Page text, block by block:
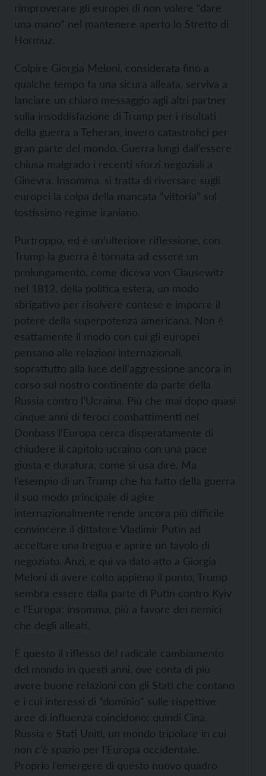
rimproverare gli europei di non volere “dare
una mano” nel mantenere aperto lo Stretto di
Hormuz.
Colpire Giorgia Meloni, considerata fino a
qualche tempo fa una sicura alleata, serviva a
lanciare un chiaro messaggio agli altri partner
sulla insoddisfazione di Trump per i risultati
della guerra a Teheran, invero catastrofici per
gran parte del mondo. Guerra lungi dall’essere
chiusa malgrado i recenti sforzi negoziali a
Ginevra. Insomma, si tratta di riversare sugli
europei la colpa della mancata “vittoria” sul
tostissimo regime iraniano.
Purtroppo, ed è un’ulteriore riflessione, con
Trump la guerra è tornata ad essere un
prolungamento, come diceva von Clausewitz
nel 1812, della politica estera, un modo
sbrigativo per risolvere contese e imporre il
potere della superpotenza americana. Non è
esattamente il modo con cui gli europei
pensano alle relazioni internazionali,
soprattutto alla luce dell’aggressione ancora in
corso sul nostro continente da parte della
Russia contro l’Ucraina. Più che mai dopo quasi
cinque anni di feroci combattimenti nel
Donbass l’Europa cerca disperatamente di
chiudere il capitolo ucraino con una pace
giusta e duratura, come si usa dire. Ma
l’esempio di un Trump che ha fatto della guerra
il suo modo principale di agire
internazionalmente rende ancora più difficile
convincere il dittatore Vladimir Putin ad
accettare una tregua e aprire un tavolo di
negoziato. Anzi, e qui va dato atto a Giorgia
Meloni di avere colto appieno il punto, Trump
sembra essere dalla parte di Putin contro Kyiv
e l’Europa: insomma, più a favore dei nemici
che degli alleati.
È questo il riflesso del radicale cambiamento
del mondo in questi anni, ove conta di più
avere buone relazioni con gli Stati che contano
e i cui interessi di “dominio” sulle rispettive
aree di influenza coincidono: quindi Cina,
Russia e Stati Uniti, un mondo tripolare in cui
non c’è spazio per l’Europa occidentale.
Proprio l’emergere di questo nuovo quadro